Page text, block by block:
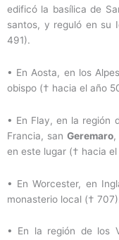
edificó la basílica de
santos, y reguló en su
491).
• En Aosta, en los
obispo († hacia el año
• En Flay, en la región
Francia, sanGeremaro
en este lugar († hacia
• En Worcester, en
monasterio local (†
• En la región de los